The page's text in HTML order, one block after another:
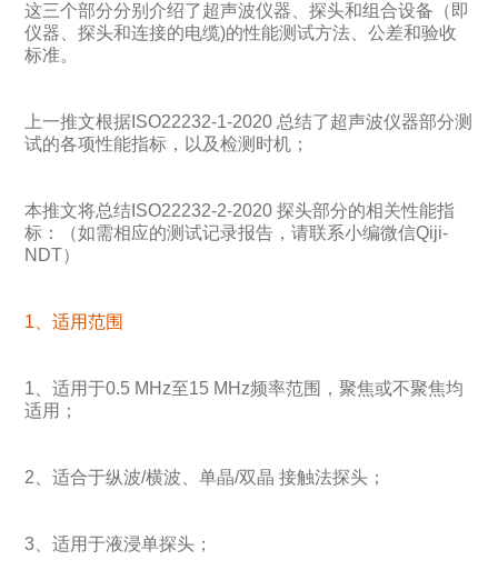
这三个部分分别介绍了超声波仪器、探头和组合设备（即
仪器、探头和连接的电缆)的性能测试方法、公差和验收
标准。
上一推文根据ISO22232-1-2020 总结了超声波仪器部分测
试的各项性能指标，以及检测时机；
本推文将总结ISO22232-2-2020 探头部分的相关性能指
标：（如需相应的测试记录报告，请联系小编微信Qiji-
NDT）
1、适用范围
1、适用于0.5 MHz至15 MHz频率范围，聚焦或不聚焦均
适用；
2、适合于纵波/横波、单晶/双晶 接触法探头；
3、适用于液浸单探头；